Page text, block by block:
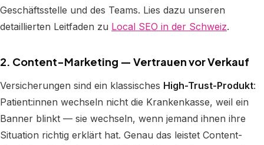
Geschäftsstelle und des Teams. Lies dazu unseren
detaillierten Leitfaden zu Local SEO in der Schweiz.
2. Content-Marketing — Vertrauen vor Verkauf
Versicherungen sind ein klassisches High-Trust-Produkt:
Patient:innen wechseln nicht die Krankenkasse, weil ein
Banner blinkt — sie wechseln, wenn jemand ihnen ihre
Situation richtig erklärt hat. Genau das leistet Content-